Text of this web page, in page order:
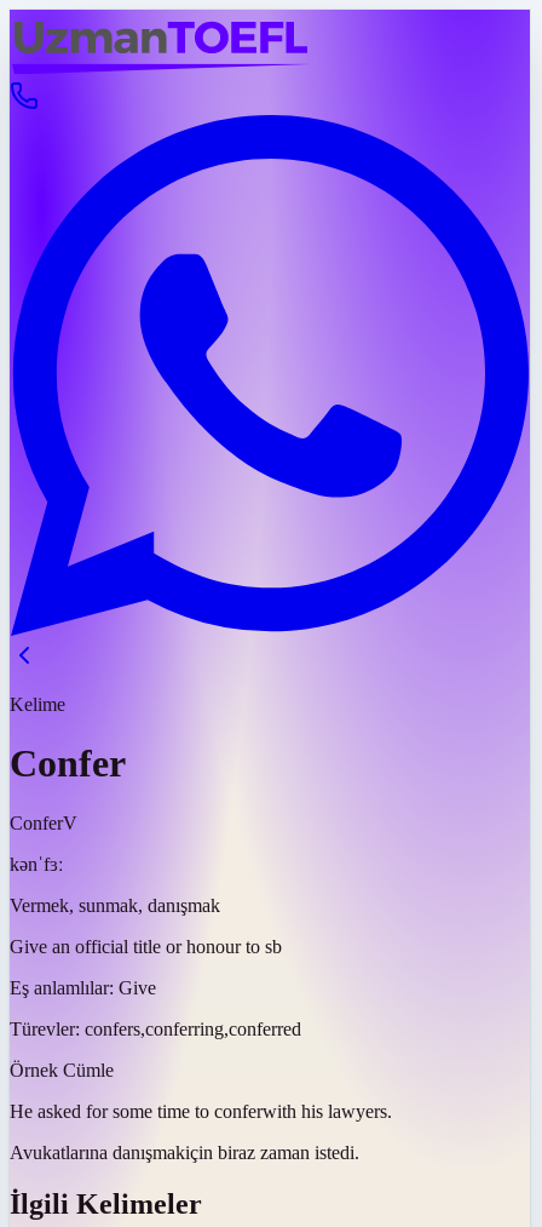
Kelime
Confer
ConferV
kənˈfɜː
Vermek, sunmak, danışmak
Give an official title or honour to sb
Eş anlamlılar: Give
Türevler: confers,conferring,conferred
Örnek Cümle
He asked for some time to conferwith his lawyers.
Avukatlarına danışmakiçin biraz zaman istedi.
İlgili Kelimeler